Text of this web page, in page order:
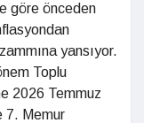
göre önceden
yansıyor.
Toplu
2026 Temmuz
7. Memur